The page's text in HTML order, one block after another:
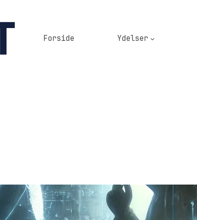
Forside Ydelser